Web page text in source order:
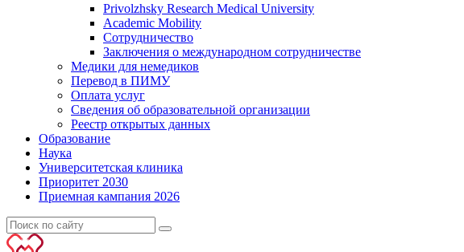
Privolzhsky Research Medical University
Academic Mobility
Сотрудничество
Заключения о международном сотрудничестве
Медики для немедиков
Перевод в ПИМУ
Оплата услуг
Сведения об образовательной организации
Реестр открытых данных
Образование
Наука
Университетская клиника
Приоритет 2030
Приемная кампания 2026